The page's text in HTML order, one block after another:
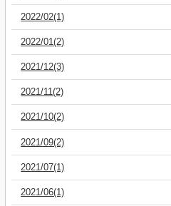
2022/02(1)
2022/01(2)
2021/12(3)
2021/11(2)
2021/10(2)
2021/09(2)
2021/07(1)
2021/06(1)